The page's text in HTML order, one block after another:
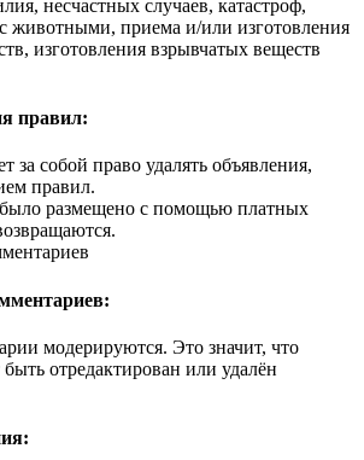
несчастных случаев, катастроф,
животными, приема и/или изготовления
изготовления взрывчатых веществ
правил:
за собой право удалять объявления,
правил.
размещено с помощью платных
модерируются. Это значит, что
отредактирован или удалён